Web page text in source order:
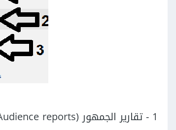
1 - تقارير الجمهور (Audience reports)